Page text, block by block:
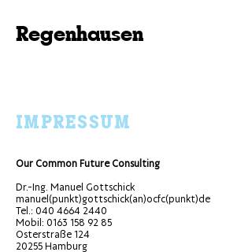
Regenhausen
IMPRESSUM
Our Common Future Consulting
Dr.-Ing. Manuel Gottschick
manuel(punkt)gottschick(an)ocfc(punkt)de
Tel.: 040 4664 2440
Mobil: 0163 158 92 85
Osterstraße 124
20255 Hamburg